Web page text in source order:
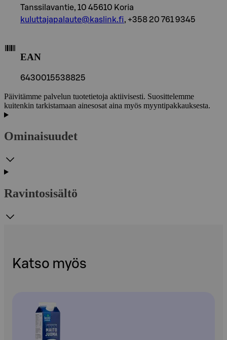
Tanssilavantie, 10 45610 Koria
kuluttajapalaute@kaslink.fi, +358 20 761 9345
EAN
6430015538825
Päivitämme palvelun tuotetietoja aktiivisesti. Suosittelemme
kuitenkin tarkistamaan ainesosat aina myös myyntipakkauksesta.
Ominaisuudet
Ravintosisältö
Katso myös